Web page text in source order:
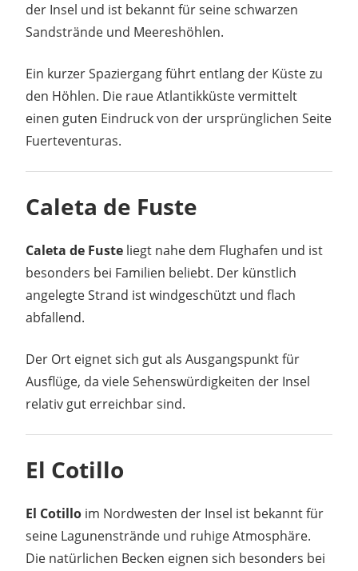
der Insel und ist bekannt für seine schwarzen
Sandstrände und Meereshöhlen.
Ein kurzer Spaziergang führt entlang der Küste zu
den Höhlen. Die raue Atlantikküste vermittelt
einen guten Eindruck von der ursprünglichen Seite
Fuerteventuras.
Caleta de Fuste
Caleta de Fuste liegt nahe dem Flughafen und ist
besonders bei Familien beliebt. Der künstlich
angelegte Strand ist windgeschützt und flach
abfallend.
Der Ort eignet sich gut als Ausgangspunkt für
Ausflüge, da viele Sehenswürdigkeiten der Insel
relativ gut erreichbar sind.
El Cotillo
El Cotillo im Nordwesten der Insel ist bekannt für
seine Lagunenstrände und ruhige Atmosphäre.
Die natürlichen Becken eignen sich besonders bei